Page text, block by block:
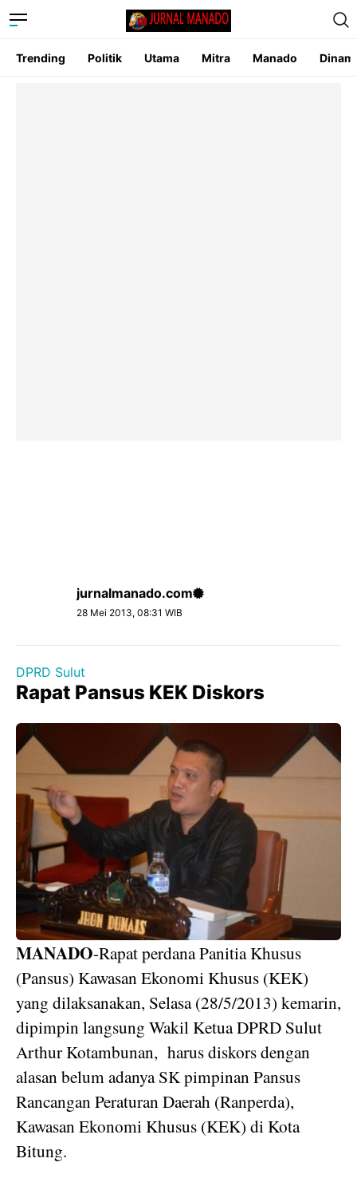
Trending Politik Utama Mitra Manado
jurnalmanado.com
28 Mei 2013, 08:31 WIB
DPRD Sulut
Rapat Pansus KEK Diskors
MANADO-Rapat perdana Panitia Khusus
(Pansus) Kawasan Ekonomi Khusus (KEK)
yang dilaksanakan, Selasa (28/5/2013) kemarin,
dipimpin langsung Wakil Ketua DPRD Sulut
Arthur Kotambunan, harus diskors dengan
alasan belum adanya SK pimpinan Pansus
Rancangan Peraturan Daerah (Ranperda),
Kawasan Ekonomi Khusus (KEK) di Kota
Bitung.